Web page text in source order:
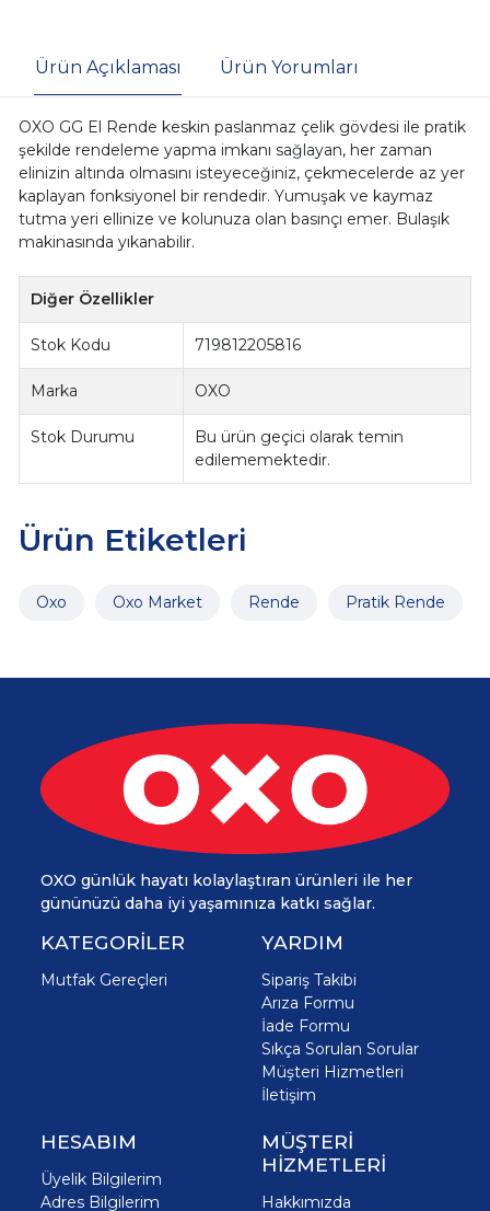
Ürün Açıklaması Ürün Yorumları
OXO GG El Rende keskin paslanmaz çelik gövdesi ile pratik
şekilde rendeleme yapma imkanı sağlayan, her zaman
elinizin altında olmasını isteyeceğiniz, çekmecelerde az yer
kaplayan fonksiyonel bir rendedir. Yumuşak ve kaymaz
tutma yeri ellinize ve kolunuza olan basınçı emer. Bulaşık
makinasında yıkanabilir.
Diğer Özellikler
Stok Kodu 719812205816
Marka OXO
Stok Durumu
Bu ürün geçici olarak temin
edilememektedir.
Ürün Etiketleri
Oxo Oxo Market Rende Pratik Rende
OXO günlük hayatı kolaylaştıran ürünleri ile her
gününüzü daha iyi yaşamınıza katkı sağlar.
KATEGORİLER
Mutfak Gereçleri
YARDIM
Sipariş Takibi
Arıza Formu
İade Formu
Sıkça Sorulan Sorular
Müşteri Hizmetleri
İletişim
HESABIM
Üyelik Bilgilerim
Adres Bilgilerim
MÜŞTERİ
HİZMETLERİ
Hakkımızda